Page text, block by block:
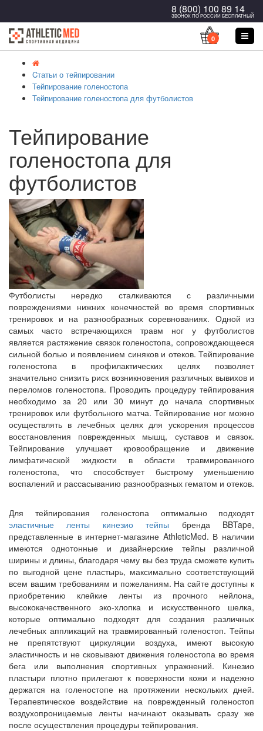
8 (800) 100 89 14
ЗВОНОК ПО РОССИИ БЕСПЛАТНЫЙ
0
Cтатьи о тейпировании
Тейпирование голеностопа
Тейпирование голеностопа для футболистов
Тейпирование
голеностопа для
футболистов
Футболисты нередко сталкиваются с различными
повреждениями нижних конечностей во время спортивных
тренировок и на разнообразных соревнованиях. Одной из
самых часто встречающихся травм ног у футболистов
является растяжение связок голеностопа, сопровождающееся
сильной болью и появлением синяков и отеков. Тейпирование
голеностопа в профилактических целях позволяет
значительно снизить риск возникновения различных вывихов и
переломов голеностопа. Проводить процедуру тейпирования
необходимо за 20 или 30 минут до начала спортивных
тренировок или футбольного матча. Тейпирование ног можно
осуществлять в лечебных целях для ускорения процессов
восстановления поврежденных мышц, суставов и связок.
Тейпирование улучшает кровообращение и движение
лимфатической жидкости в области травмированного
голеностопа, что способствует быстрому уменьшению
воспалений и рассасыванию разнообразных гематом и отеков.
Для тейпирования голеностопа оптимально подходят
эластичные ленты кинезио тейпы бренда BBTape,
представленные в интернет-магазине AthleticMed. В наличии
имеются однотонные и дизайнерские тейпы различной
ширины и длины, благодаря чему вы без труда сможете купить
по выгодной цене пластырь, максимально соответствующий
всем вашим требованиям и пожеланиям. На сайте доступны к
приобретению клейкие ленты из прочного нейлона,
высококачественного эко-хлопка и искусственного шелка,
которые оптимально подходят для создания различных
лечебных аппликаций на травмированный голеностоп. Тейпы
не препятствуют циркуляции воздуха, имеют высокую
эластичность и не сковывают движения голеностопа во время
бега или выполнения спортивных упражнений. Кинезио
пластыри плотно прилегают к поверхности кожи и надежно
держатся на голеностопе на протяжении нескольких дней.
Терапевтическое воздействие на поврежденный голеностоп
воздухопроницаемые ленты начинают оказывать сразу же
после осуществления процедуры тейпирования.